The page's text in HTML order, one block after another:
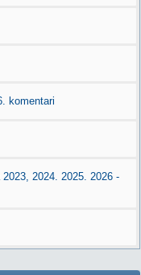
komentari
2024. 2025. 2026 -